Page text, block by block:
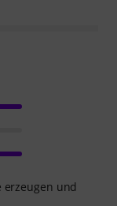
erzeugen und